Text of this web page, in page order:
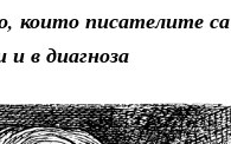
които писателите са
и в диагноза